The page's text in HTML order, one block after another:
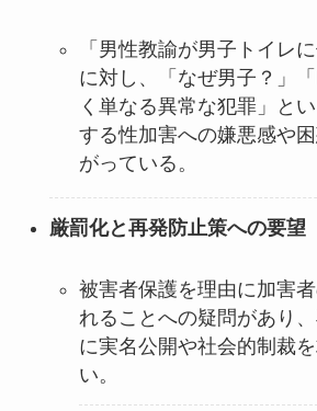
「男性教諭が男子トイレ
に対し、「なぜ男子？」
く単なる異常な犯罪」と
する性加害への嫌悪感や
がっている。
厳罰化と再発防止策への要望
被害者保護を理由に加害
れることへの疑問があり
に実名公開や社会的制裁
い。